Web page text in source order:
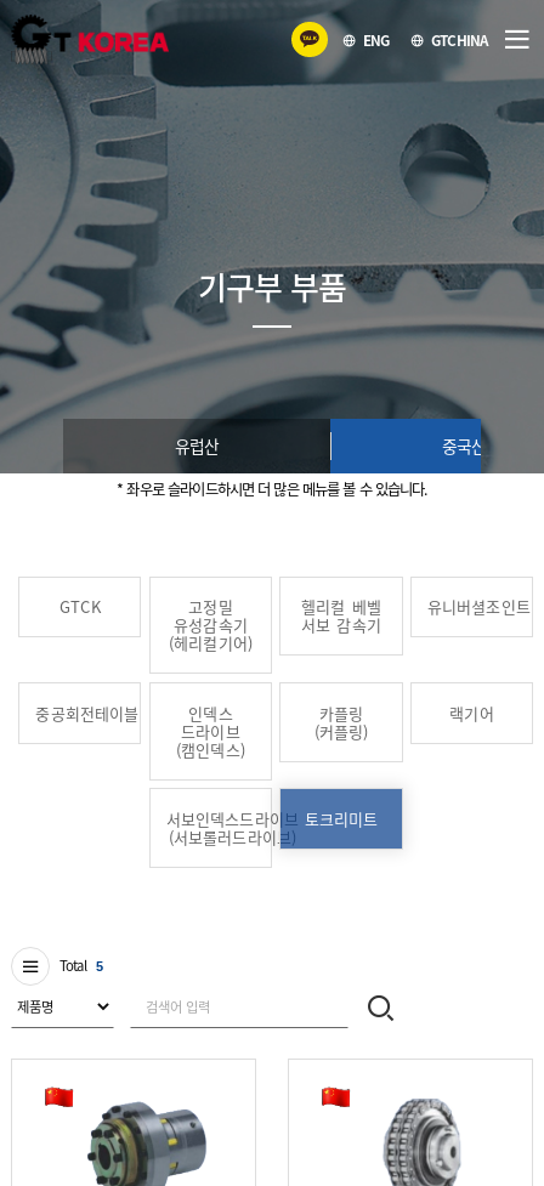
ENG GTCHINA
기구부 부품
유럽산 중국산
GTCK 고정밀
유성감속기
(헤리컬기어)
헬리컬 베벨
서보 감속기
유니버셜조인트
중공회전테이블 인덱스
드라이브
(캠인덱스)
카플링
(커플링)
랙기어
서보인덱스드라이브
(서보롤러드라이브)
토크리미트
Total 5